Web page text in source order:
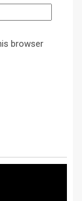
browser